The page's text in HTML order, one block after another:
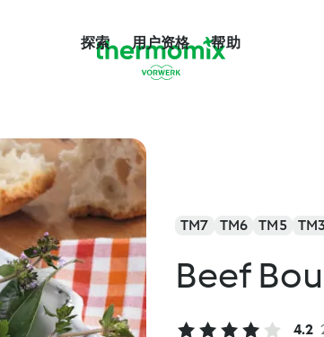
探索 用户资格 帮助
TM7 TM6 TM5
Beef
4.2